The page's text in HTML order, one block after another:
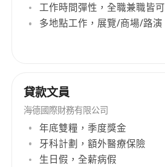
工作時間彈性，全職兼職皆可
多地點工作，展覽/商場/路演
貸款文員
海德國際財務有限公司
年底雙糧，季度獎金
牙科計劃，額外醫療保險
生日假，全薪病假